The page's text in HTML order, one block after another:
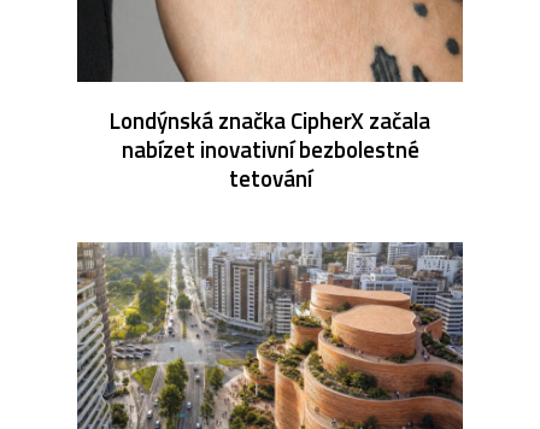
Londýnská značka CipherX začala
nabízet inovativní bezbolestné
tetování